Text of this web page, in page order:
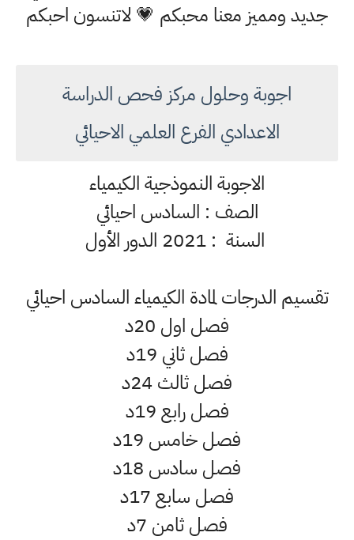
جديد ومميز معنا محبكم 💗 لاتنسون احبكم
اجوبة وحلول مركز فحص الدراسة
الاعدادي الفرع العلمي الاحيائي
الاجوبة النموذجية الكيمياء
الصف : السادس احيائي
السنة : 2021 الدور الأول
تقسيم الدرجات لمادة الكيمياء السادس احيائي
فصل اول 20د
فصل ثاني 19د
فصل ثالث 24د
فصل رابع 19د
فصل خامس 19د
فصل سادس 18د
فصل سابع 17د
فصل ثامن 7د